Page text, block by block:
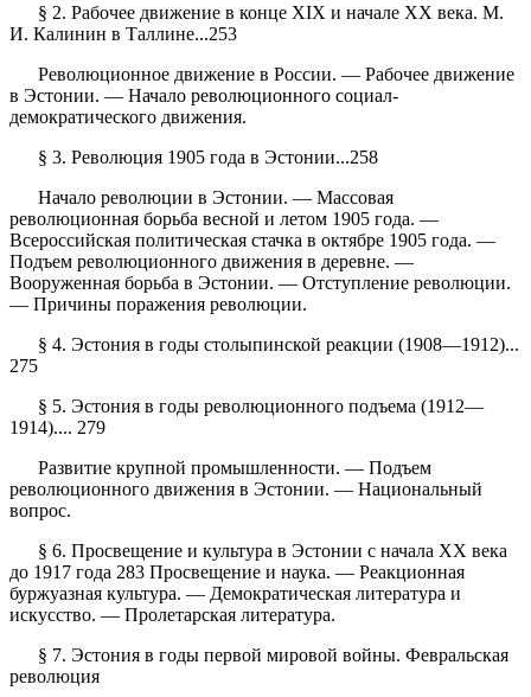
§ 2. Рабочее движение в конце XIX и начале XX века. М.
И. Калинин в Таллине...253
Революционное движение в России. — Рабочее движение
в Эстонии. — Начало революционного социал-
демократического движения.
§ 3. Революция 1905 года в Эстонии...258
Начало революции в Эстонии. — Массовая
революционная борьба весной и летом 1905 года. —
Всероссийская политическая стачка в октябре 1905 года. —
Подъем революционного движения в деревне. —
Вооруженная борьба в Эстонии. — Отступление революции.
— Причины поражения революции.
§ 4. Эстония в годы столыпинской реакции (1908—1912)...
275
§ 5. Эстония в годы революционного подъема (1912—
1914).... 279
Развитие крупной промышленности. — Подъем
революционного движения в Эстонии. — Национальный
вопрос.
§ 6. Просвещение и культура в Эстонии с начала XX века
до 1917 года 283 Просвещение и наука. — Реакционная
буржуазная культура. — Демократическая литература и
искусство. — Пролетарская литература.
§ 7. Эстония в годы первой мировой войны. Февральская
революция